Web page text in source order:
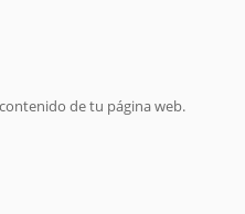
de tu página web.